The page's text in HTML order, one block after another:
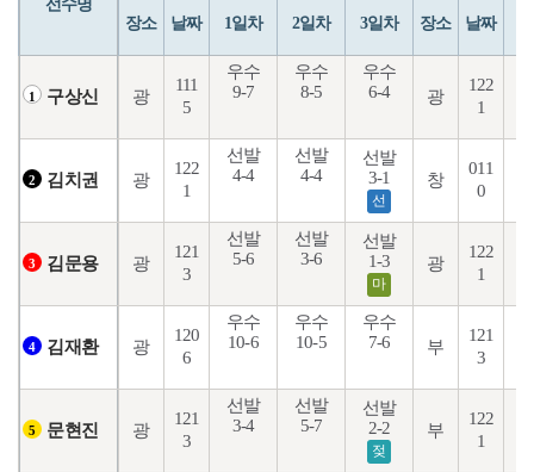
선수명
장소 날짜 1일차 2일차 3일차 장소 날짜
1 구상신 광
111
5
우수
9-7
우수
8-5
우수
6-4
광
122
1
2 김치권 광
122
1
선발
4-4
선발
4-4
선발
3-1
선
창
011
0
3 김문용 광
121
3
선발
5-6
선발
3-6
선발
1-3
마
광
122
1
4 김재환 광
120
6
우수
10-6
우수
10-5
우수
7-6
부
121
3
5 문현진 광
121
3
선발
3-4
선발
5-7
선발
2-2
젖
부
122
1